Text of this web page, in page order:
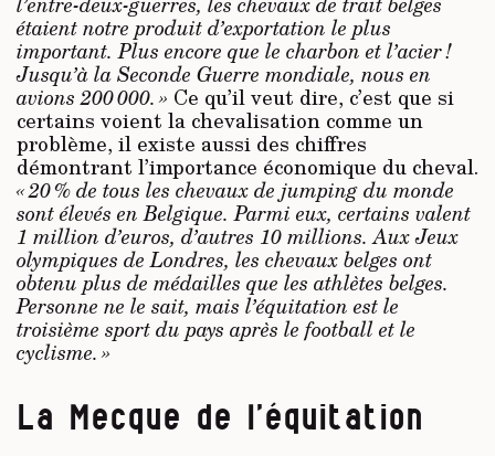
étaient notre produit d’exportation le plus
important. Plus encore que le charbon et l’acier !
Jusqu’à la Seconde Guerre mondiale, nous en
avions 200 000. » Ce qu’il veut dire, c’est que si
certains voient la chevalisation comme un
problème, il existe aussi des chiffres
démontrant l’importance économique du cheval.
« 20 % de tous les chevaux de jumping du monde
sont élevés en Belgique. Parmi eux, certains valent
1 million d’euros, d’autres 10 millions. Aux Jeux
olympiques de Londres, les chevaux belges ont
obtenu plus de médailles que les athlètes belges.
Personne ne le sait, mais l’équitation est le
troisième sport du pays après le football et le
cyclisme. »
La Mecque de l’équitation